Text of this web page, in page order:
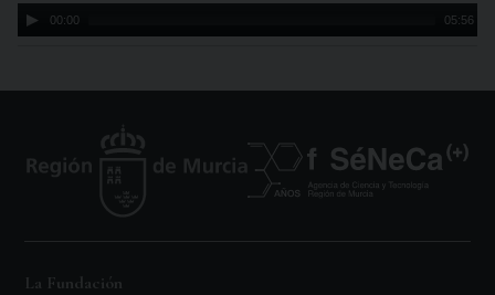
Audio
Player
00:00 05:56
La Fundación